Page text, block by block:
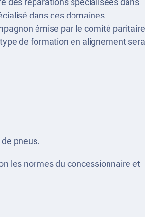
des réparations spécialisées dans
dans des domaines
émise par le comité paritaire
de formation en alignement sera
pneus.
les normes du concessionnaire et